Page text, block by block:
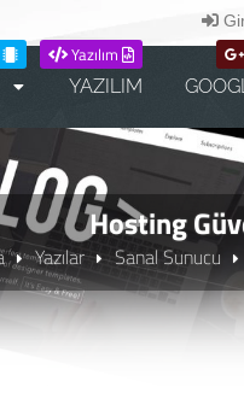
Yazılım
YAZILIM
Hosting
Yazılar Sanal Sunucu